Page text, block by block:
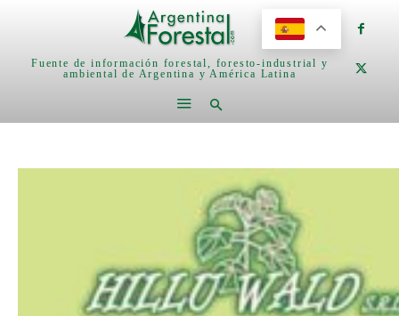
Fuente de información forestal, foresto-industrial y
ambiental de Argentina y América Latina